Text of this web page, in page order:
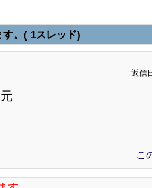
。( 1スレッド)
返信
こ